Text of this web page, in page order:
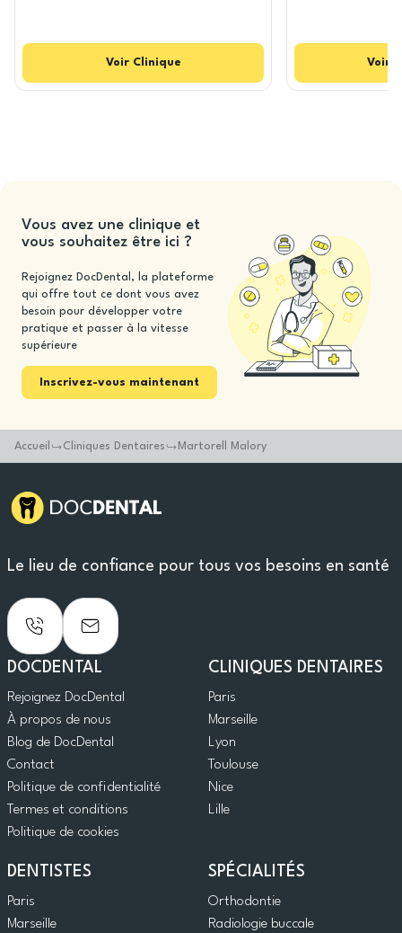
Voir Clinique Voir
Vous avez une clinique et
vous souhaitez être ici ?
Rejoignez DocDental, la plateforme
qui offre tout ce dont vous avez
besoin pour développer votre
pratique et passer à la vitesse
supérieure
Inscrivez-vous maintenant
Accueil Cliniques Dentaires Martorell Malory
Le lieu de confiance pour tous vos besoins en santé
DOCDENTAL
Rejoignez DocDental
À propos de nous
Blog de DocDental
Contact
Politique de confidentialité
Termes et conditions
Politique de cookies
CLINIQUES DENTAIRES
Paris
Marseille
Lyon
Toulouse
Nice
Lille
DENTISTES
Paris
Marseille
SPÉCIALITÉS
Orthodontie
Radiologie buccale